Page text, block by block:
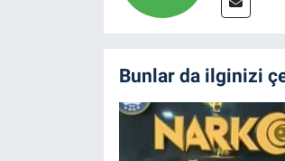
Bunlar da ilginizi